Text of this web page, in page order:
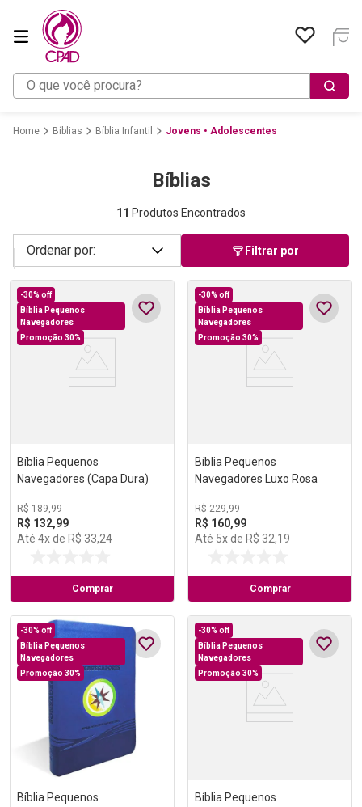
O que você procura?
Bíblias Bíblia Infantil Jovens • Adolescentes
Bíblias
11 Produtos Encontrados
Filtrar por
-30% off
Bíblia Pequenos
Navegadores
Promoção 30%
Bíblia Pequenos
Navegadores (Capa Dura)
R$ 189,99
R$ 132,99
Até 4x de R$ 33,24
Comprar
-30% off
Bíblia Pequenos
Navegadores
Promoção 30%
Bíblia Pequenos
Navegadores Luxo Rosa
R$ 229,99
R$ 160,99
Até 5x de R$ 32,19
Comprar
-30% off
Bíblia Pequenos
Navegadores
Promoção 30%
Bíblia Pequenos
-30% off
Bíblia Pequenos
Navegadores
Promoção 30%
Bíblia Pequenos